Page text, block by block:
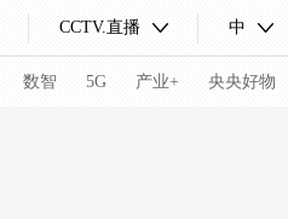
CCTV.直播 中
数智 5G 产业+ 央央好物